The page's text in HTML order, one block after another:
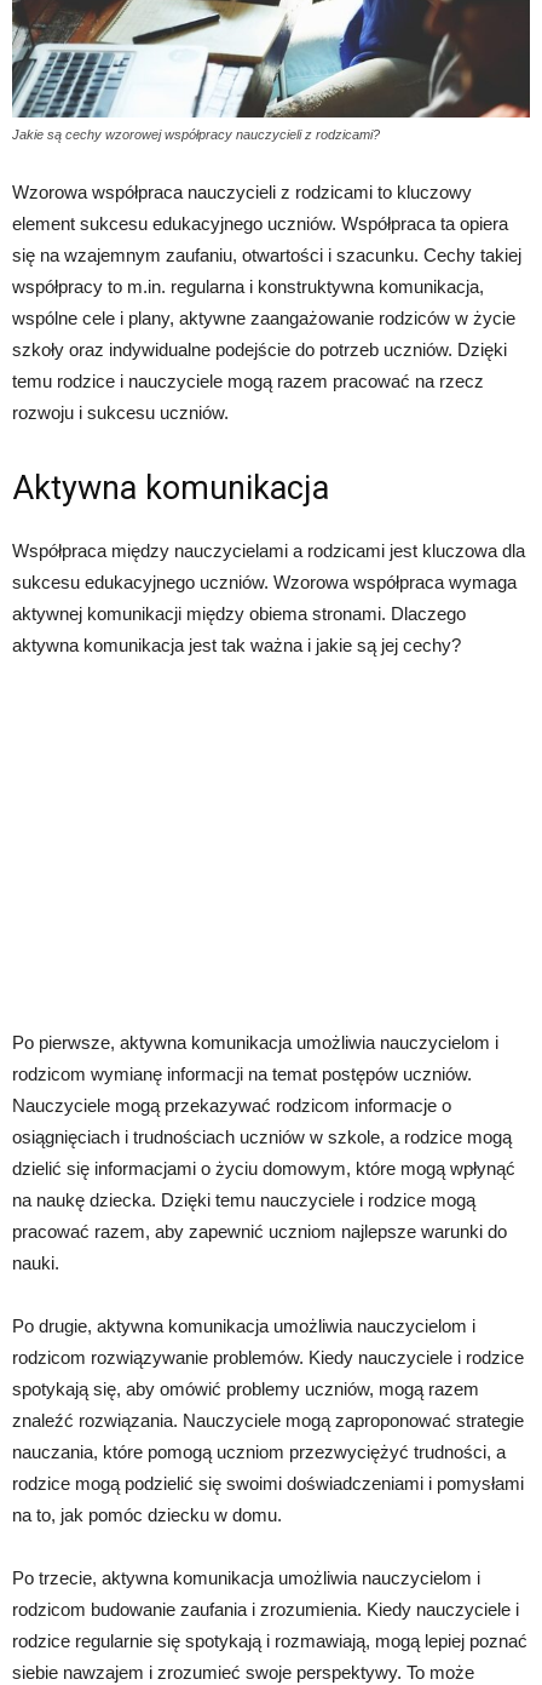
Jakie są cechy wzorowej współpracy nauczycieli z rodzicami?
Wzorowa współpraca nauczycieli z rodzicami to kluczowy
element sukcesu edukacyjnego uczniów. Współpraca ta opiera
się na wzajemnym zaufaniu, otwartości i szacunku. Cechy takiej
współpracy to m.in. regularna i konstruktywna komunikacja,
wspólne cele i plany, aktywne zaangażowanie rodziców w życie
szkoły oraz indywidualne podejście do potrzeb uczniów. Dzięki
temu rodzice i nauczyciele mogą razem pracować na rzecz
rozwoju i sukcesu uczniów.
Aktywna komunikacja
Współpraca między nauczycielami a rodzicami jest kluczowa dla
sukcesu edukacyjnego uczniów. Wzorowa współpraca wymaga
aktywnej komunikacji między obiema stronami. Dlaczego
aktywna komunikacja jest tak ważna i jakie są jej cechy?
Po pierwsze, aktywna komunikacja umożliwia nauczycielom i
rodzicom wymianę informacji na temat postępów uczniów.
Nauczyciele mogą przekazywać rodzicom informacje o
osiągnięciach i trudnościach uczniów w szkole, a rodzice mogą
dzielić się informacjami o życiu domowym, które mogą wpłynąć
na naukę dziecka. Dzięki temu nauczyciele i rodzice mogą
pracować razem, aby zapewnić uczniom najlepsze warunki do
nauki.
Po drugie, aktywna komunikacja umożliwia nauczycielom i
rodzicom rozwiązywanie problemów. Kiedy nauczyciele i rodzice
spotykają się, aby omówić problemy uczniów, mogą razem
znaleźć rozwiązania. Nauczyciele mogą zaproponować strategie
nauczania, które pomogą uczniom przezwyciężyć trudności, a
rodzice mogą podzielić się swoimi doświadczeniami i pomysłami
na to, jak pomóc dziecku w domu.
Po trzecie, aktywna komunikacja umożliwia nauczycielom i
rodzicom budowanie zaufania i zrozumienia. Kiedy nauczyciele i
rodzice regularnie się spotykają i rozmawiają, mogą lepiej poznać
siebie nawzajem i zrozumieć swoje perspektywy. To może